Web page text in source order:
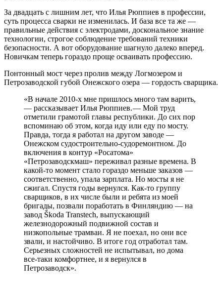
За двадцать с лишним лет, что Илья Рюппиев в профессии,
суть процесса сварки не изменилась. И база все та же — ​
правильные действия с электродами, доскональное знание
технологии, строгое соблюдение требований техники
безопасности. А вот оборудование шагнуло далеко вперед.
Новичкам теперь гораздо проще осваивать профессию.
Понтонный мост через пролив между Логмозером и
Петрозаводской губой Онежского озера — ​гордость сварщика.
«В начале 2010‑х мне пришлось много там варить,
— ​рассказывает Илья Рюппиев. — ​Мой труд
отметили грамотой главы республики. До сих пор
вспоминаю об этом, когда иду или еду по мосту.
Правда, тогда я работал на другом заводе — ​
Онежском судостроительно-судоремонтном. До
включения в контур «Росатома»
«Петрозаводскмаш» переживал разные времена. В
какой-то момент стало гораздо меньше заказов — ​
соответственно, упала зарплата. Но мосты я не
сжигал. Спустя годы вернулся. Как-то группу
сварщиков, в их числе были и ребята из моей
бригады, позвали поработать в Финляндию — ​на
завод Škoda Transtech, выпускающий
железнодорожный подвижной состав и
низкопольные трамваи. Я не поехал, но они все
звали, и настойчиво. В итоге год отработал там.
Серьезных сложностей не испытывал, но дома
все-таки комфортнее, и я вернулся в
Петрозаводск».